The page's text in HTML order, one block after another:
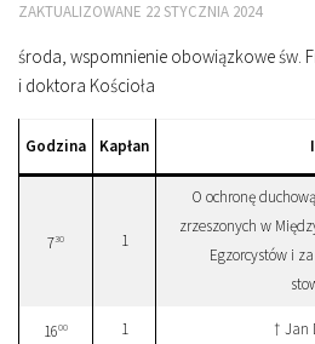
ZAKTUALIZOWANE 22 STYCZNIA 2024
środa, wspomnienie obowiązkowe św.
i doktora Kościoła
Godzina Kapłan
730 1
O ochronę
zrzeszonych w
Egzorcystów i
1600 1 † Jan